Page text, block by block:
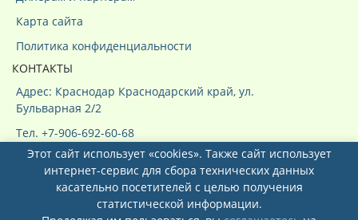
Карта сайта
Политика конфиденциальности
КОНТАКТЫ
Адрес: Краснодар Краснодарский край, ул.
Бульварная 2/2
Тел. +7-906-692-60-68
Этот сайт использует «cookies». Также сайт использует
интернет-сервис для сбора технических данных
касательно посетителей с целью получения
статистической информации.